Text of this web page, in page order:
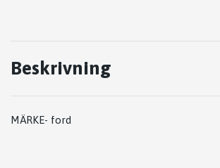
Beskrivning
MÄRKE- ford